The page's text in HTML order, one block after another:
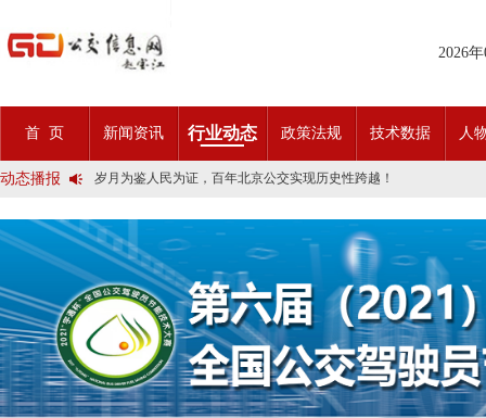
2026
首 页 新闻资讯 行业动态 政策法规 技术数据 人
动态播报
2025市民出行新方案 | 久事公交开通首条需求响应式定制班线
第九届公交都市发展论坛 (深圳)邀请函
创新 实践 沟通 | 聚焦「智慧公交」目标 助推公交转型发展——沪苏
岁月为鉴人民为证，百年北京公交实现历史性跨越！
今日生效！新《安全生产法》处罚条款对照
2025市民出行新方案 | 久事公交开通首条需求响应式定制班线
第九届公交都市发展论坛 (深圳)邀请函
石河子市公交公司荣获全国五一劳动奖状
宜昌公交春节滨江观光定制巴士18日开行！
传承张謇精神•厚植为民情怀•党建引领前行•文化润企发展——南通
创新 实践 沟通 | 聚焦「智慧公交」目标 助推公交转型发展——沪苏
岁月为鉴人民为证，百年北京公交实现历史性跨越！
今日生效！新《安全生产法》处罚条款对照
交通运输部、科学技术部发布关于科技创新驱动加快建设交通强国